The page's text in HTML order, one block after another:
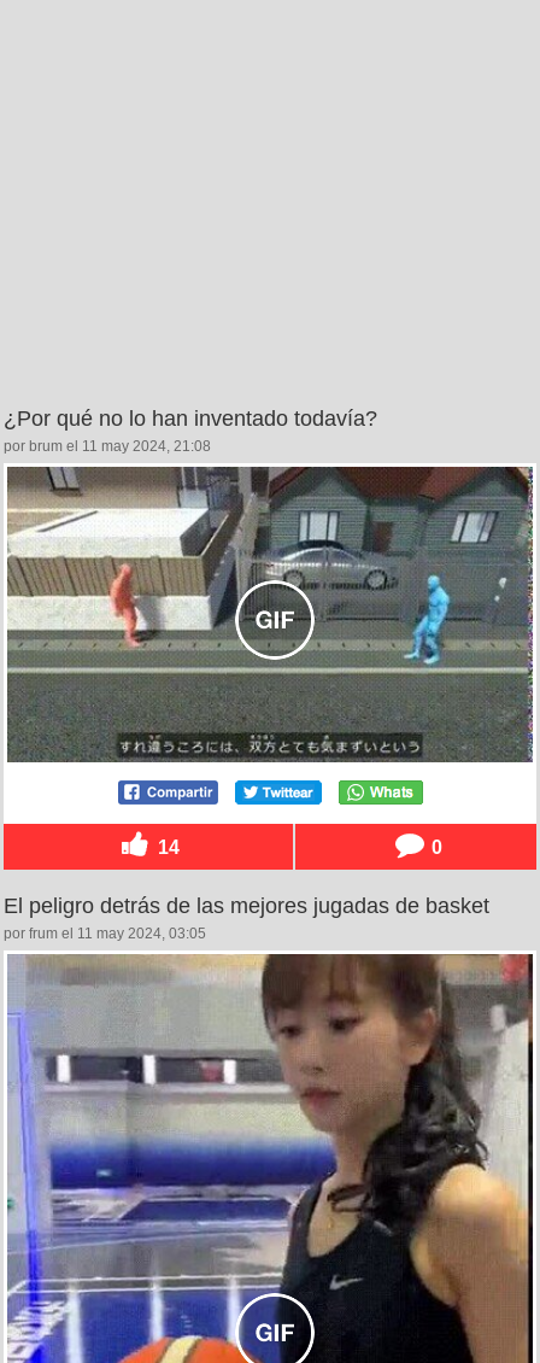
¿Por qué no lo han inventado todavía?
por brum el 11 may 2024, 21:08
14 0
El peligro detrás de las mejores jugadas de basket
por frum el 11 may 2024, 03:05